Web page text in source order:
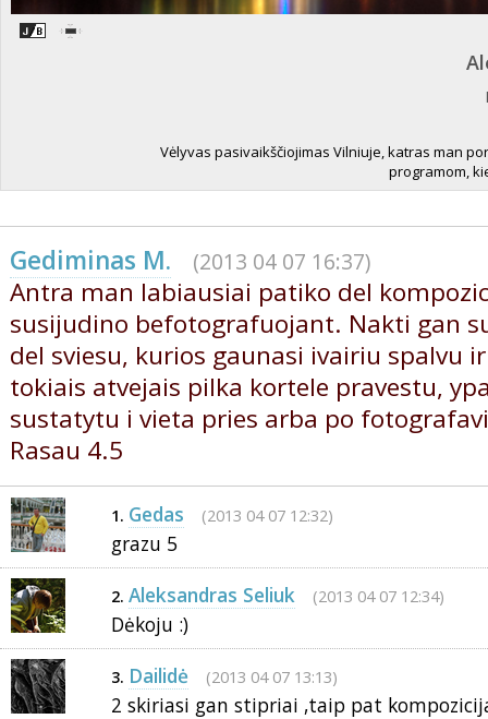
Vėlyvas pasivaikščiojimas Vilniuje, katras man
programom,
Gediminas M. (2013 04 07 16:37)
Antra man labiausiai patiko del
susijudino befotografuojant. Nakti gan
del sviesu, kurios gaunasi ivairiu spalvu
tokiais atvejais pilka kortele pravestu,
sustatytu i vieta pries arba po
Rasau 4.5
1. Gedas (2013 04 07 12:32)
grazu 5
2. Aleksandras Seliuk (2013 04 07 12:34)
Dėkoju :)
3. Dailidė (2013 04 07 13:13)
2 skiriasi gan stipriai ,taip pat